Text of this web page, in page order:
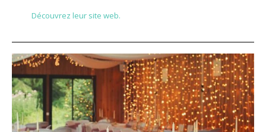
Découvrez leur site web.